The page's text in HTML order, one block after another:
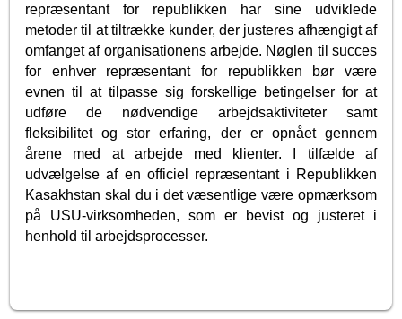
repræsentant for republikken har sine udviklede
metoder til at tiltrække kunder, der justeres afhængigt af
omfanget af organisationens arbejde. Nøglen til succes
for enhver repræsentant for republikken bør være
evnen til at tilpasse sig forskellige betingelser for at
udføre de nødvendige arbejdsaktiviteter samt
fleksibilitet og stor erfaring, der er opnået gennem
årene med at arbejde med klienter. I tilfælde af
udvælgelse af en officiel repræsentant i Republikken
Kasakhstan skal du i det væsentlige være opmærksom
på USU-virksomheden, som er bevist og justeret i
henhold til arbejdsprocesser.